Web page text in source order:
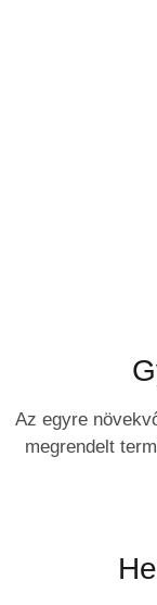
Az egyre
megrendelt